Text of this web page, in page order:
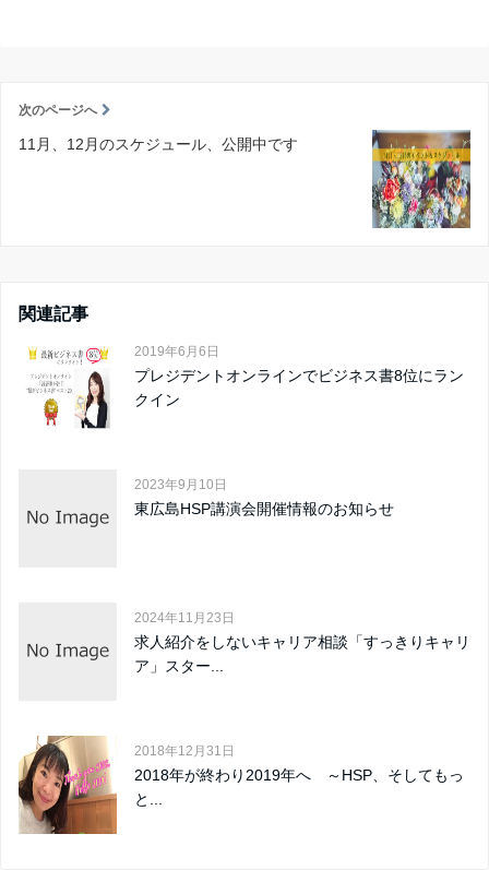
次のページへ
11月、12月のスケジュール、公開中です
関連記事
2019年6月6日
プレジデントオンラインでビジネス書8位にラン
クイン
2023年9月10日
東広島HSP講演会開催情報のお知らせ
2024年11月23日
求人紹介をしないキャリア相談「すっきりキャリ
ア」スター...
2018年12月31日
2018年が終わり2019年へ ～HSP、そしてもっ
と...